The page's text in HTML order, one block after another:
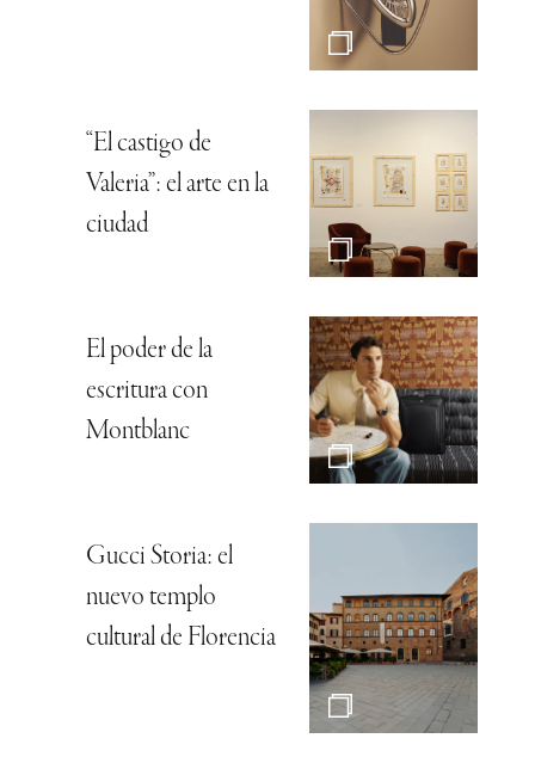
“El castigo de
Valeria”: el arte en la
ciudad
El poder de la
escritura con
Montblanc
Gucci Storia: el
nuevo templo
cultural de Florencia